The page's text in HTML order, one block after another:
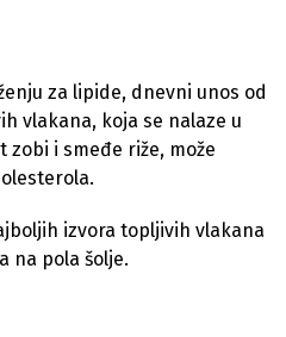
za lipide, dnevni unos od
vlakana, koja se nalaze u
i smeđe riže, može
izvora topljivih vlakana
na pola šolje.